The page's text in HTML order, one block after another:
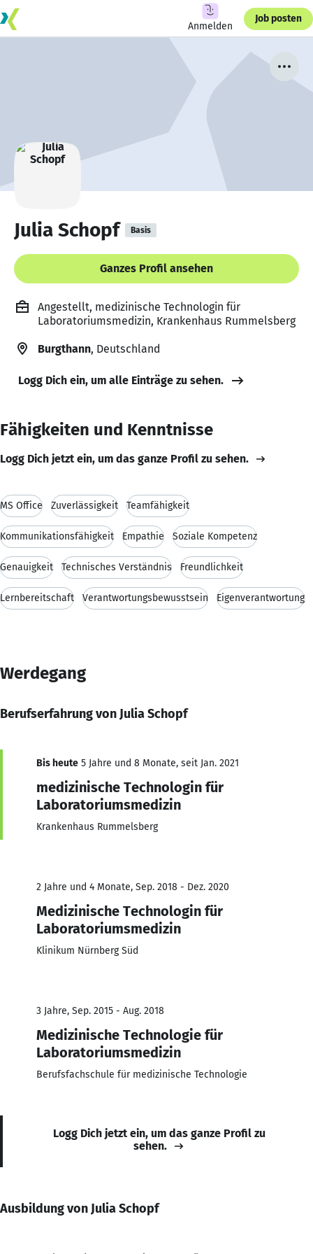
Anmelden
Job posten
Julia Schopf Basis
Ganzes Profil ansehen
Angestellt, medizinische Technologin für
Laboratoriumsmedizin, Krankenhaus Rummelsberg
Burgthann, Deutschland
Logg Dich ein, um alle Einträge zu sehen.
Fähigkeiten und Kenntnisse
Logg Dich jetzt ein, um das ganze Profil zu sehen.
MS Office Zuverlässigkeit Teamfähigkeit
Kommunikationsfähigkeit Empathie Soziale Kompetenz
Genauigkeit Technisches Verständnis Freundlichkeit
Lernbereitschaft Verantwortungsbewusstsein Eigenverantwortung
Werdegang
Berufserfahrung von Julia Schopf
Bis heute 5 Jahre und 8 Monate, seit Jan. 2021
medizinische Technologin für
Laboratoriumsmedizin
Krankenhaus Rummelsberg
2 Jahre und 4 Monate, Sep. 2018 - Dez. 2020
Medizinische Technologin für
Laboratoriumsmedizin
Klinikum Nürnberg Süd
3 Jahre, Sep. 2015 - Aug. 2018
Medizinische Technologie für
Laboratoriumsmedizin
Berufsfachschule für medizinische Technologie
Logg Dich jetzt ein, um das ganze Profil zu
sehen.
Ausbildung von Julia Schopf